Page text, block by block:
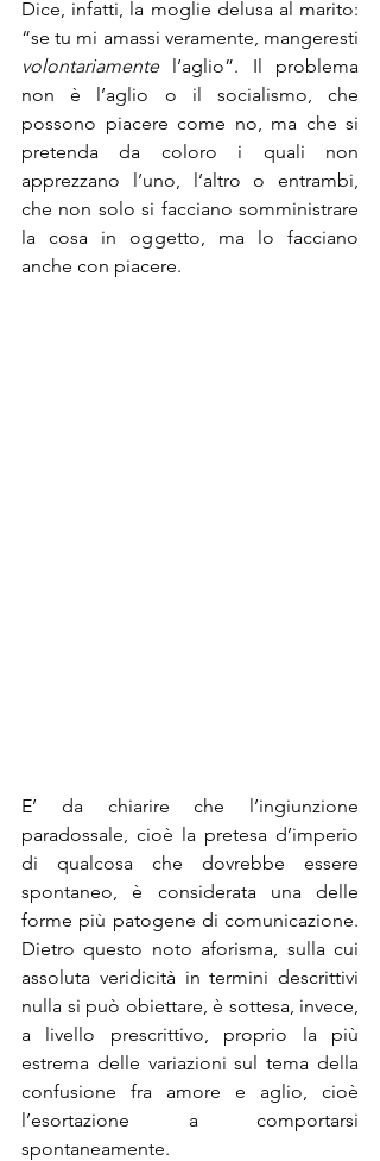
Dice, infatti, la moglie delusa al marito:
volontariamente l’aglio”. Il problema
non è l’aglio o il socialismo, che
possono piacere come no, ma che si
pretenda da coloro i quali non
apprezzano l’uno, l’altro o entrambi,
che non solo si facciano somministrare
la cosa in oggetto, ma lo facciano
anche con piacere.
E’ da chiarire che l’ingiunzione
paradossale, cioè la pretesa d’imperio
di qualcosa che dovrebbe essere
spontaneo, è considerata una delle
forme più patogene di comunicazione.
Dietro questo noto aforisma, sulla cui
assoluta veridicità in termini descrittivi
nulla si può obiettare, è sottesa, invece,
a livello prescrittivo, proprio la più
estrema delle variazioni sul tema della
confusione fra amore e aglio, cioè
l’esortazione a comportarsi
spontaneamente.